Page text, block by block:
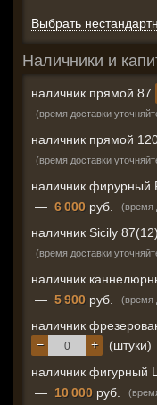
Выбрать
Наличники и
наличник прямой 87
(время доставки
наличник прямой
(время доставки
наличник фирурный
— 6 000 руб. (время
наличник Sicily 87(12)
(время доставки
наличник
— 5 900 руб. (время
наличник
+
− (штуки)
наличник фигурный
— 10 000 руб.